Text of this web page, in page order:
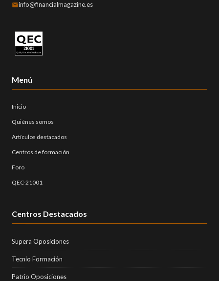
info@financialmagazine.es
Menú
Inicio
Quiénes somos
Artículos destacados
Centros de formación
Foro
QEC-21001
Centros Destacados
Supera Oposiciones
Tecnio Formación
Patrio Oposiciones